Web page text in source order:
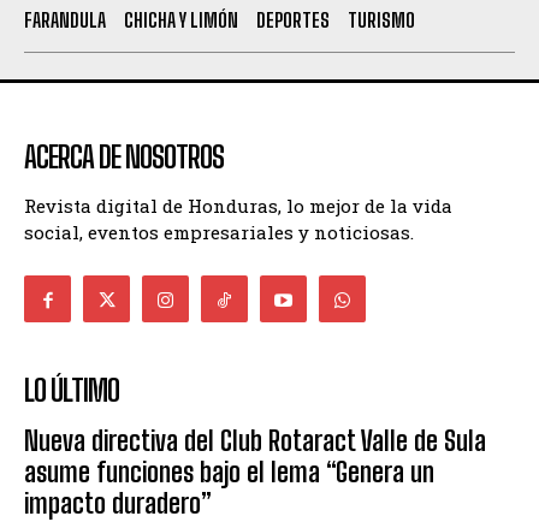
FARANDULA
CHICHA Y LIMÓN DEPORTES TURISMO
ACERCA DE NOSOTROS
Revista digital de Honduras, lo mejor de la vida
social, eventos empresariales y noticiosas.
LO ÚLTIMO
Nueva directiva del Club Rotaract Valle de Sula
asume funciones bajo el lema “Genera un
impacto duradero”